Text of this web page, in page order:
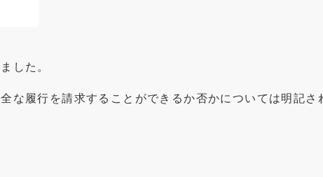
した。
な履行を請求することができるか否かについては明記さ